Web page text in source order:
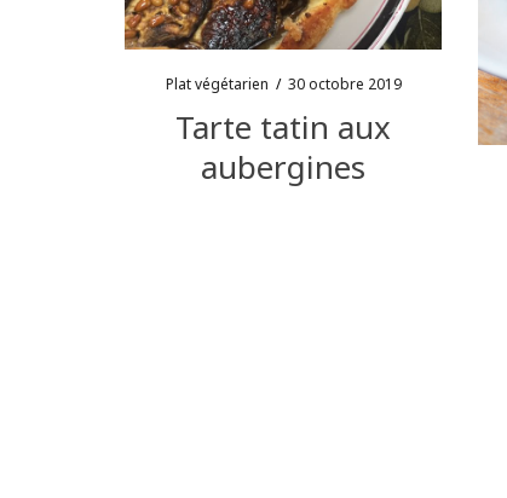
Plat végétarien / 30 octobre 2019
Tarte tatin aux
aubergines